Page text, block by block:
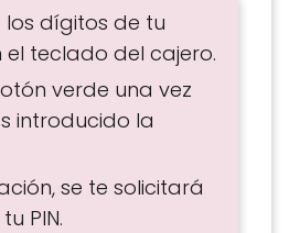
los dígitos de tu
el teclado del cajero.
verde una vez
introducido la
se te solicitará
PIN.